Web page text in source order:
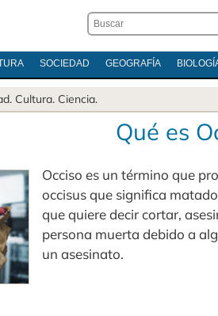
SOCIEDAD GEOGRAFÍA
. Cultura. Ciencia.
Qué es
Occiso es un término que
occisus que significa
que quiere decir cortar,
persona muerta debido a
un asesinato.